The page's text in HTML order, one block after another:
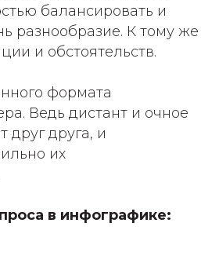
балансировать и
разнообразие. К тому же
и обстоятельств.
формата
Ведь дистант и очное
друг друга, и
их
в инфографике: